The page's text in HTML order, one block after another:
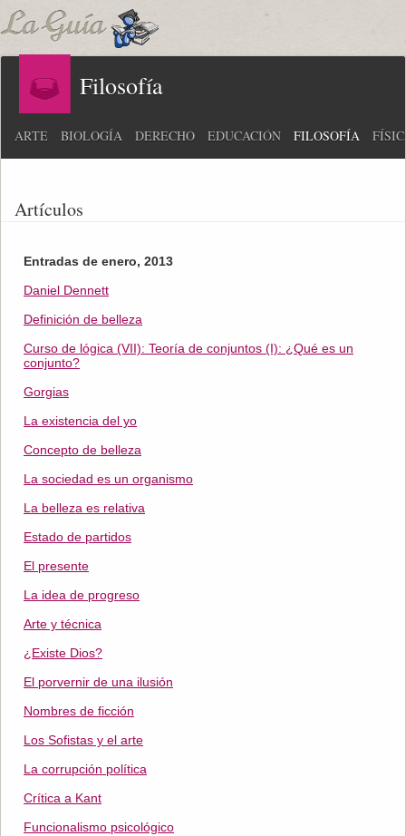
Filosofía
ARTE BIOLOGÍA DERECHO EDUCACIÓN FILOSOFÍA
Artículos
Entradas de enero, 2013
Daniel Dennett
Definición de belleza
Curso de lógica (VII): Teoría de conjuntos (I): ¿Qué es un
conjunto?
Gorgias
La existencia del yo
Concepto de belleza
La sociedad es un organismo
La belleza es relativa
Estado de partidos
El presente
La idea de progreso
Arte y técnica
¿Existe Dios?
El porvernir de una ilusión
Nombres de ficción
Los Sofistas y el arte
La corrupción política
Crítica a Kant
Funcionalismo psicológico